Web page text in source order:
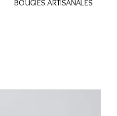
BOUGIES ARTISANALES